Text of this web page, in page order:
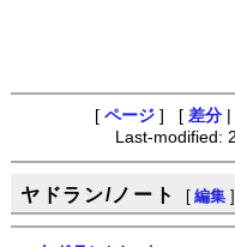
[ ページ ] [ 差分
Last-modified:
ヤドラン/ノート [ 編集 ]